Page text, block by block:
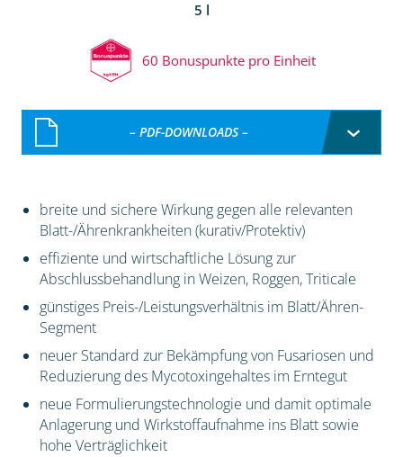
5 l
60 Bonuspunkte pro Einheit
– PDF-DOWNLOADS –
breite und sichere Wirkung gegen alle relevanten
Blatt-/Ährenkrankheiten (kurativ/Protektiv)
effiziente und wirtschaftliche Lösung zur
Abschlussbehandlung in Weizen, Roggen, Triticale
günstiges Preis-/Leistungsverhältnis im Blatt/Ähren-
Segment
neuer Standard zur Bekämpfung von Fusariosen und
Reduzierung des Mycotoxingehaltes im Erntegut
neue Formulierungstechnologie und damit optimale
Anlagerung und Wirkstoffaufnahme ins Blatt sowie
hohe Verträglichkeit